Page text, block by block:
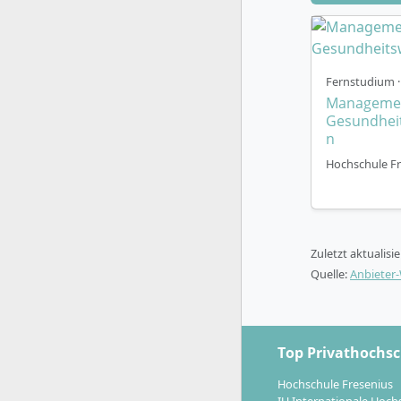
dir
Fernstudium
n
Hochschule
Zuletzt
Quelle:
Top
Hochschule Fresenius